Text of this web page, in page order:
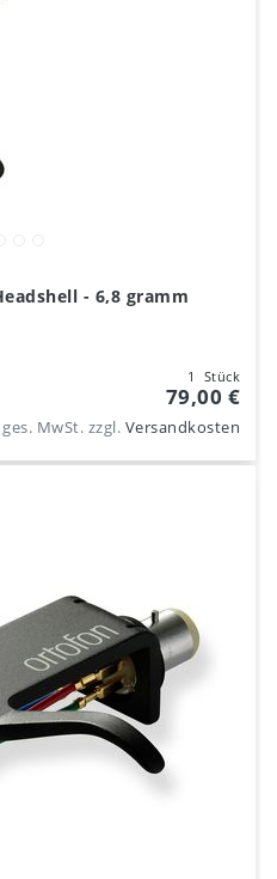
- 6,8 gramm
79,00 €
1 Stück
MwSt. zzgl. Versandkosten